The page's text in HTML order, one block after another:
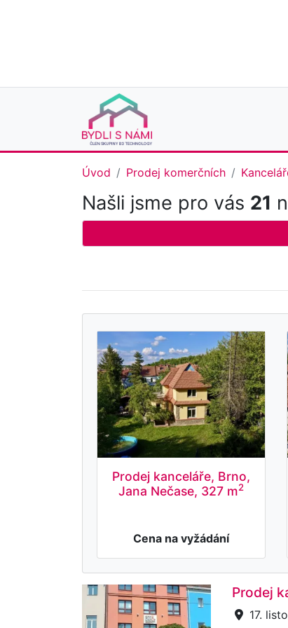
Úvod Prodej komerčních
Našli jsme pro vás 21
Prodej kanceláře, Brno,
Jana Nečase, 327 m2
Cena na vyžádání
Prodej
17.